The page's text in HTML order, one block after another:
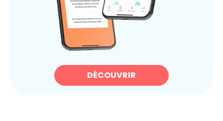
DÉCOUVRIR